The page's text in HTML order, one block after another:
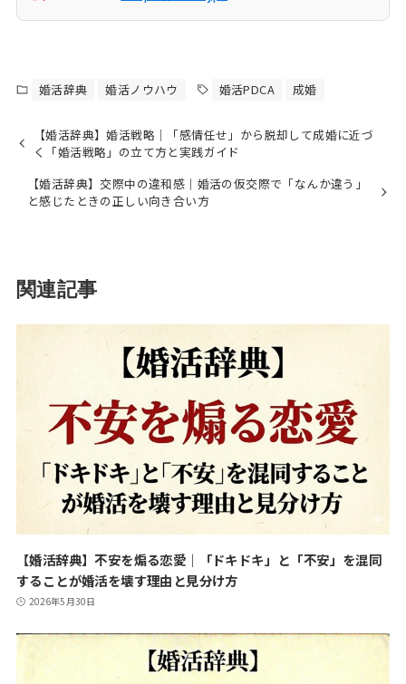
婚活辞典 婚活ノウハウ 婚活PDCA 成婚
【婚活辞典】婚活戦略｜「感情任せ」から脱却して成婚に近づ
く「婚活戦略」の立て方と実践ガイド
【婚活辞典】交際中の違和感｜婚活の仮交際で「なんか違う」
と感じたときの正しい向き合い方
関連記事
【婚活辞典】不安を煽る恋愛｜「ドキドキ」と「不安」を混同
することが婚活を壊す理由と見分け方
2026年5月30日